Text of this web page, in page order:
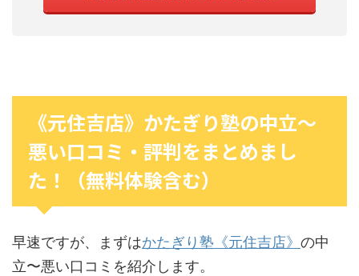
《元住吉店》かたぎり塾の中立〜
悪い口コミ・評判をまとめまし
た！（無料体験含む）
早速ですが、まずはかたぎり塾《元住吉店》 の中
立〜悪い口コミを紹介します。